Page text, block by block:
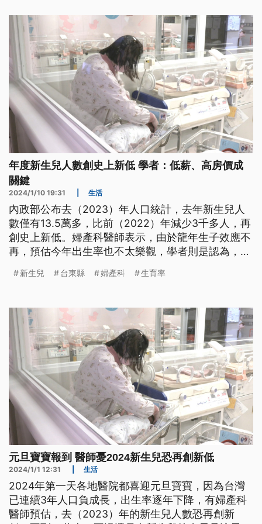
年度新生兒人數創史上新低 學者：低薪、高房價成
關鍵
2024/1/10 19:31 生活
內政部公布去（2023）年人口統計，去年新生兒人
數僅有13.5萬多，比前（2022）年減少3千多人，再
創史上新低。婦產科醫師表示，由於龍年生子效應不
再，預估今年出生率也不太樂觀，學者則是認為，低
多。
新生兒 台東縣 婦產科 生育率
元旦寶寶報到 醫師憂2024新生兒恐再創新低
2024/1/1 12:31 生活
2024年第一天各地醫院都喜迎元旦寶寶，因為台灣
已連續3年人口負成長，出生率逐年下降，有婦產科
醫師預估，去（2023）年的新生兒人數恐再創新